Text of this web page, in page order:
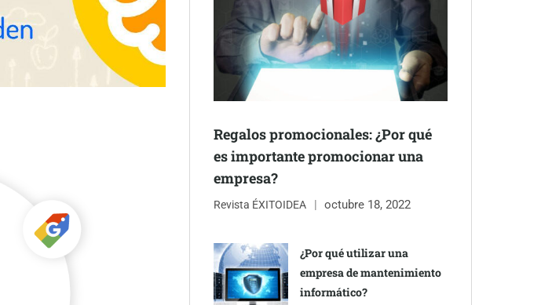
Regalos promocionales: ¿Por qué
es importante promocionar una
empresa?
Revista ÉXITOIDEA octubre 18, 2022
¿Por qué utilizar una
empresa de mantenimiento
informático?